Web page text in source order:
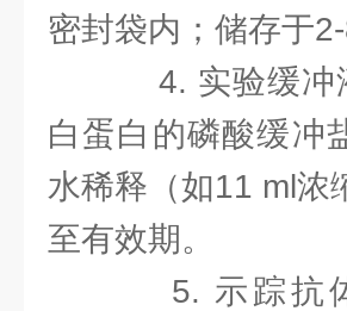
密封袋内；储存于
4. 实验缓冲
白蛋白的磷酸缓冲
水稀释（如11 ml
至有效期。
5. 示踪抗